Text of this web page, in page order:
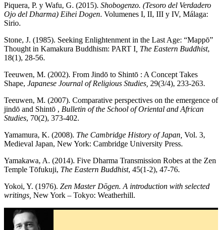
Piquera, P. y Wafu, G. (2015). Shobogenzo. (Tesoro del Verdadero
Ojo del Dharma) Eihei Dogen. Volumenes I, II, III y IV, Málaga:
Sirio.
Stone, J. (1985). Seeking Enlightenment in the Last Age: “Mappō”
Thought in Kamakura Buddhism: PART I , The Eastern Buddhist,
18(1), 28-56.
Teeuwen, M. (2002). From Jindō to Shintō : A Concept Takes
Shape, Japanese Journal of Religious Studies, 29(3/4), 233-263.
Teeuwen, M. (2007). Comparative perspectives on the emergence of
jindō and Shintō , Bulletin of the School of Oriental and African
Studies, 70(2), 373-402.
Yamamura, K. (2008). The Cambridge History of Japan, Vol. 3,
Medieval Japan, New York: Cambridge University Press.
Yamakawa, A. (2014). Five Dharma Transmission Robes at the Zen
Temple Tōfukuji, The Eastern Buddhist, 45(1-2), 47-76.
Yokoi, Y. (1976). Zen Master Dōgen. A introduction with selected
writings, New York – Tokyo: Weatherhill.